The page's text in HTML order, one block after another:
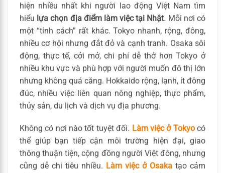
hiện nhiều nhất khi người lao động Việt Nam tìm
hiểu lựa chọn địa điểm làm việc tại Nhật. Mỗi nơi có
một “tính cách” rất khác. Tokyo nhanh, rộng, đông,
nhiều cơ hội nhưng đắt đỏ và cạnh tranh. Osaka sôi
động, thực tế, cởi mở, chi phí dễ thở hơn Tokyo ở
nhiều khu vực và phù hợp với người muốn đô thị lớn
nhưng không quá căng. Hokkaido rộng, lạnh, ít đông
đúc, nhiều việc liên quan nông nghiệp, thực phẩm,
thủy sản, du lịch và dịch vụ địa phương.
Không có nơi nào tốt tuyệt đối. Làm việc ở Tokyocó
thể giúp bạn tiếp cận môi trường hiện đại, giao
thông thuận tiện, cộng đồng người Việt đông, nhưng
cũng dễ chi tiêu nhiều. Làm việc ở Osaka tạo cảm